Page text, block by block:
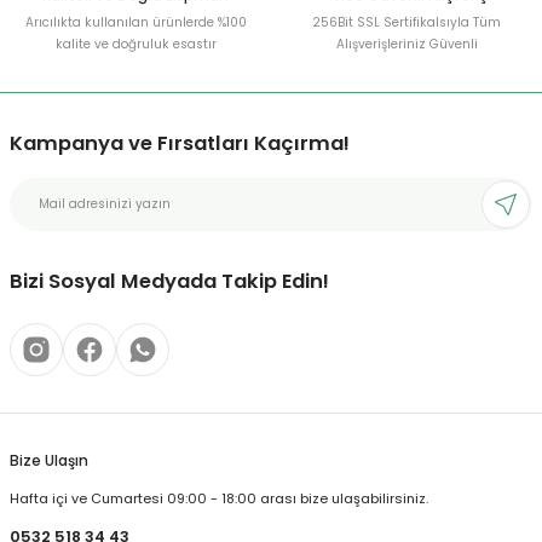
Arıcılıkta kullanılan ürünlerde %100
kalite ve doğruluk esastır
256Bit SSL Sertifikalsıyla Tüm
Alışverişleriniz Güvenli
Kampanya ve Fırsatları Kaçırma!
Bizi Sosyal Medyada Takip Edin!
Bize Ulaşın
Hafta içi ve Cumartesi 09:00 - 18:00 arası bize ulaşabilirsiniz.
0532 518 34 43